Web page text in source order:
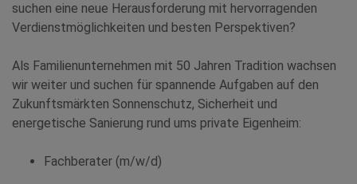
suchen eine neue Herausforderung mit hervorragenden
Verdienstmöglichkeiten und besten Perspektiven?
Als Familienunternehmen mit 50 Jahren Tradition wachsen
wir weiter und suchen für spannende Aufgaben auf den
Zukunftsmärkten Sonnenschutz, Sicherheit und
energetische Sanierung rund ums private Eigenheim:
Fachberater (m/w/d)